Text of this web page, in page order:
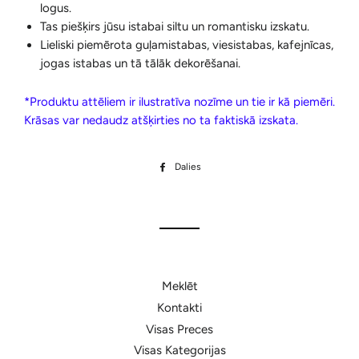
logus.
Tas piešķirs jūsu istabai siltu un romantisku izskatu.
Lieliski piemērota guļamistabas, viesistabas, kafejnīcas,
jogas istabas un tā tālāk dekorēšanai.
*Produktu attēliem ir ilustratīva nozīme un tie ir kā piemēri.
Krāsas var nedaudz atšķirties no ta faktiskā izskata.
Dalies
Meklēt
Kontakti
Visas Preces
Visas Kategorijas